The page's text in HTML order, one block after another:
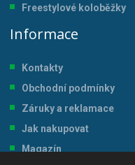
Freestylové koloběžky
Informace
Kontakty
Obchodní podmínky
Záruky a reklamace
Jak nakupovat
Magazín